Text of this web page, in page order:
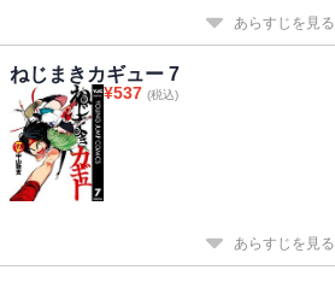
あらすじを見る
ねじまきカギュー 7
¥537 (税込)
あらすじを見る